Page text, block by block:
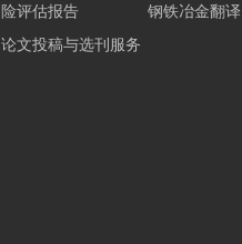
险评估报告
论文投稿与选刊服务
钢铁冶金翻译